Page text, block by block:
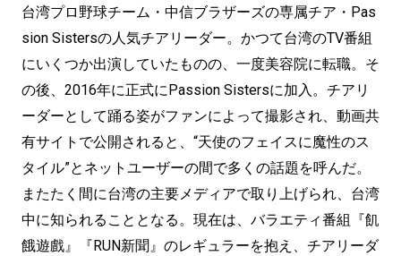
台湾プロ野球チーム・中信ブラザーズの専属チア・Pas
sion Sistersの人気チアリーダー。かつて台湾のTV番組
にいくつか出演していたものの、一度美容院に転職。そ
の後、2016年に正式にPassion Sistersに加入。チアリ
ーダーとして踊る姿がファンによって撮影され、動画共
有サイトで公開されると、“天使のフェイスに魔性のス
タイル”とネットユーザーの間で多くの話題を呼んだ。
またたく間に台湾の主要メディアで取り上げられ、台湾
中に知られることとなる。現在は、バラエティ番組『飢
餓遊戲』『RUN新聞』のレギュラーを抱え、チアリーダ